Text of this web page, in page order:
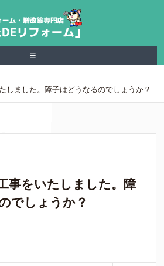
≡
しました。障子はどうなるのでしょうか？
事をいたしました。障
でしょうか？